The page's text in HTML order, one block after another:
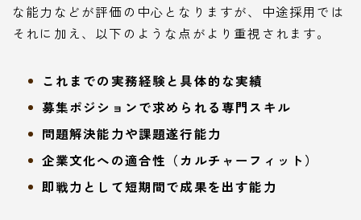
な能力などが評価の中心となりますが、中途採用では
それに加え、以下のような点がより重視されます。
これまでの実務経験と具体的な実績
募集ポジションで求められる専門スキル
問題解決能力や課題遂行能力
企業文化への適合性（カルチャーフィット）
即戦力として短期間で成果を出す能力